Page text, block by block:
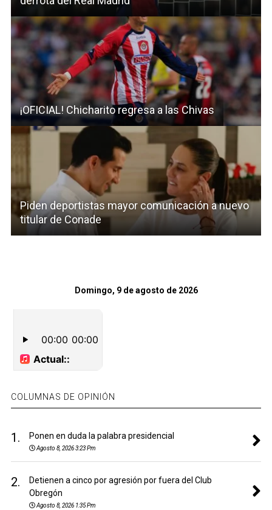
¡OFICIAL! Chicharito regresa a las Chivas
Piden deportistas mayor comunicación a nuevo
titular de Conade
Domingo, 9 de agosto de 2026
COLUMNAS DE OPINIÓN
1. Ponen en duda la palabra presidencial
Agosto 8, 2026 3:23 Pm
2.
Detienen a cinco por agresión por fuera del Club
Obregón
Agosto 8, 2026 1:35 Pm